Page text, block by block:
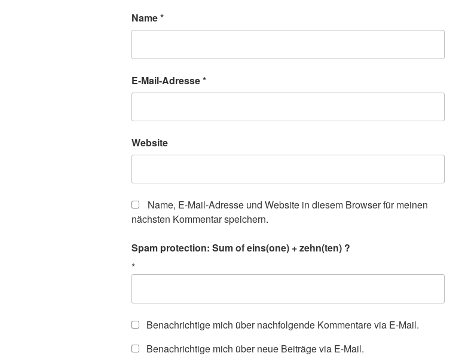
Name*
E-Mail-Adresse*
Website
Name, E-Mail-Adresse und Website in diesem Browser für meinen
nächsten Kommentar speichern.
Spam protection: Sum of eins(one) + zehn(ten) ?
*
Benachrichtige mich über nachfolgende Kommentare via E-Mail.
Benachrichtige mich über neue Beiträge via E-Mail.